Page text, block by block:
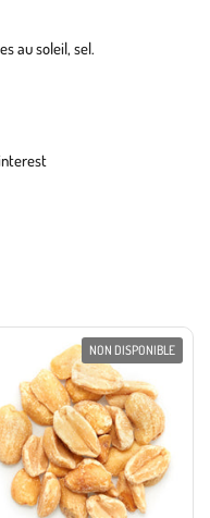
au soleil, sel.
NON DISPONIBLE